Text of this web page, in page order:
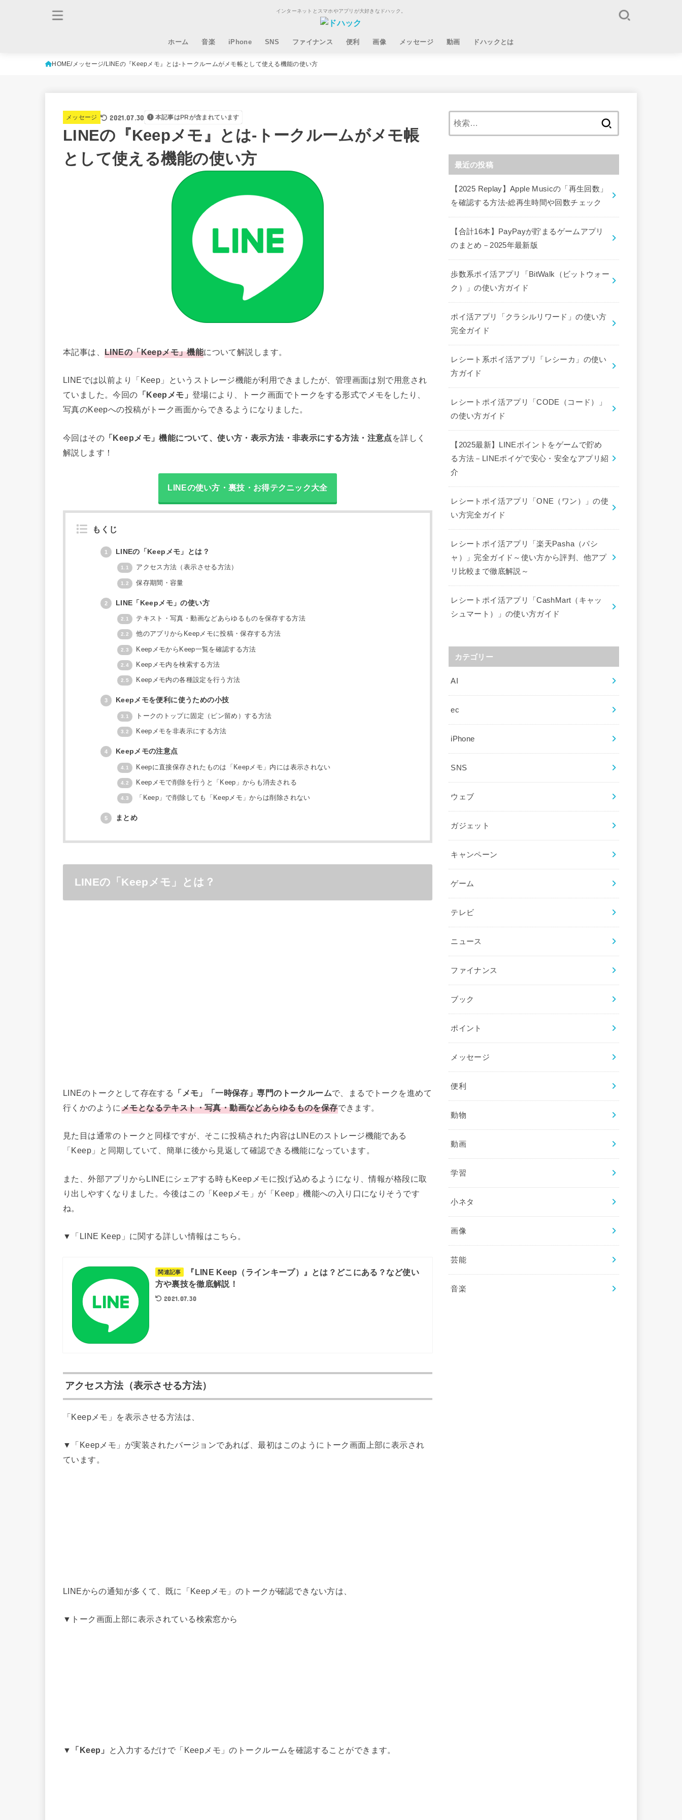
インターネットとスマホやアプリが大好きなドハック。
ホーム 音楽 iPhone SNS ファイナンス 便利 画像 メッセージ 動画 ドハックとは
HOME メッセージ LINEの『Keepメモ』とは-トークルームがメモ帳として使える機能の使い方
メッセージ 2021.07.30 本記事はPRが含まれています
LINEの『Keepメモ』とは-トークルームがメモ帳
として使える機能の使い方
本記事は、LINEの「Keepメモ」機能について解説します。
LINEでは以前より「Keep」というストレージ機能が利用できましたが、管理画面は別で用意され
ていました。今回の 「Keepメモ」登場により、トーク画面でトークをする形式でメモをしたり、
写真のKeepへの投稿がトーク画面からできるようになりました。
今回はその 「Keepメモ」機能について、使い方・表示方法・非表示にする方法・注意点 を詳しく
解説します！
LINEの使い方・裏技・お得テクニック大全
もくじ
1 LINEの「Keepメモ」とは？
1.1 アクセス方法（表示させる方法）
1.2 保存期間・容量
2 LINE「Keepメモ」の使い方
2.1 テキスト・写真・動画などあらゆるものを保存する方法
2.2 他のアプリからKeepメモに投稿・保存する方法
2.3 KeepメモからKeep一覧を確認する方法
2.4 Keepメモ内を検索する方法
2.5 Keepメモ内の各種設定を行う方法
3 Keepメモを便利に使うための小技
3.1 トークのトップに固定（ピン留め）する方法
3.2 Keepメモを非表示にする方法
4 Keepメモの注意点
4.1 Keepに直接保存されたものは「Keepメモ」内には表示されない
4.2 Keepメモで削除を行うと「Keep」からも消去される
4.3 「Keep」で削除しても「Keepメモ」からは削除されない
5 まとめ
LINEの「Keepメモ」とは？
LINEのトークとして存在する 「メモ」「一時保存」専門のトークルームで、まるでトークを進めて
行くかのようにメモとなるテキスト・写真・動画などあらゆるものを保存できます。
見た目は通常のトークと同様ですが、そこに投稿された内容はLINEのストレージ機能である
「Keep」と同期していて、簡単に後から見返して確認できる機能になっています。
また、外部アプリからLINEにシェアする時もKeepメモに投げ込めるようになり、情報が格段に取
り出しやすくなりました。今後はこの「Keepメモ」が「Keep」機能への入り口になりそうです
ね。
▼「LINE Keep」に関する詳しい情報はこちら。
関連記事
『LINE Keep（ラインキープ）』とは？どこにある？など使い
方や裏技を徹底解説！
2021.07.30
アクセス方法（表示させる方法）
「Keepメモ」を表示させる方法は、
▼「Keepメモ」が実装されたバージョンであれば、最初はこのようにトーク画面上部に表示され
ています。
LINEからの通知が多くて、既に「Keepメモ」のトークが確認できない方は、
▼トーク画面上部に表示されている検索窓から
▼ 「Keep」 と入力するだけで「Keepメモ」のトークルームを確認することができます。
最近の投稿
【2025 Replay】Apple Musicの「再生回数」
を確認する方法-総再生時間や回数チェック
【合計16本】PayPayが貯まるゲームアプリ
のまとめ－2025年最新版
歩数系ポイ活アプリ「BitWalk（ビットウォー
ク）」の使い方ガイド
ポイ活アプリ「クラシルリワード」の使い方
完全ガイド
レシート系ポイ活アプリ「レシーカ」の使い
方ガイド
レシートポイ活アプリ「CODE（コード）」
の使い方ガイド
【2025最新】LINEポイントをゲームで貯め
る方法－LINEポイゲで安心・安全なアプリ紹
介
レシートポイ活アプリ「ONE（ワン）」の使
い方完全ガイド
レシートポイ活アプリ「楽天Pasha（パシ
ャ）」完全ガイド～使い方から評判、他アプ
リ比較まで徹底解説～
レシートポイ活アプリ「CashMart（キャッ
シュマート）」の使い方ガイド
カテゴリー
AI
ec
iPhone
SNS
ウェブ
ガジェット
キャンペーン
ゲーム
テレビ
ニュース
ファイナンス
ブック
ポイント
メッセージ
便利
動物
動画
学習
小ネタ
画像
芸能
音楽